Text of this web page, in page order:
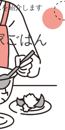
紹介します
ごはん